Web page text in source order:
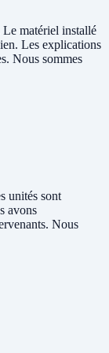
Le matériel installé
Les explications
Nous sommes
unités sont
avons
Nous